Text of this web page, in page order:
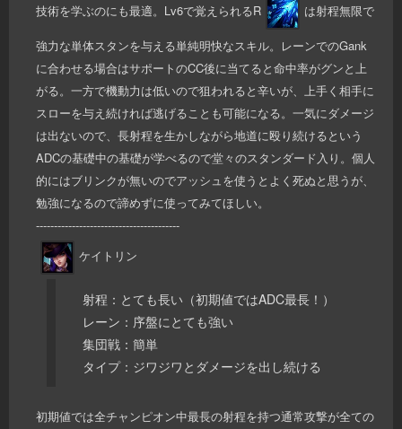
技術を学ぶのにも最適。Lv6で覚えられるR
は射程無限で
強力な単体スタンを与える単純明快なスキル。レーンでのGank
に合わせる場合はサポートのCC後に当てると命中率がグンと上
がる。一方で機動力は低いので狙われると辛いが、上手く相手に
スローを与え続ければ逃げることも可能になる。一気にダメージ
は出ないので、長射程を生かしながら地道に殴り続けるという
ADCの基礎中の基礎が学べるので堂々のスタンダード入り。個人
的にはブリンクが無いのでアッシュを使うとよく死ぬと思うが、
勉強になるので諦めずに使ってみてほしい。
----------------------------------------
ケイトリン
射程：とても長い（初期値ではADC最長！）
レーン：序盤にとても強い
集団戦：簡単
タイプ：ジワジワとダメージを出し続ける
初期値では全チャンピオン中最長の射程を持つ通常攻撃が全ての